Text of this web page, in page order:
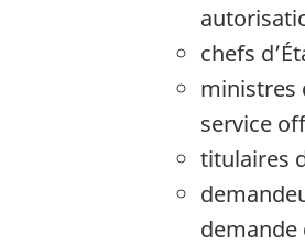
chefs
ministres
service
titulaires
demande